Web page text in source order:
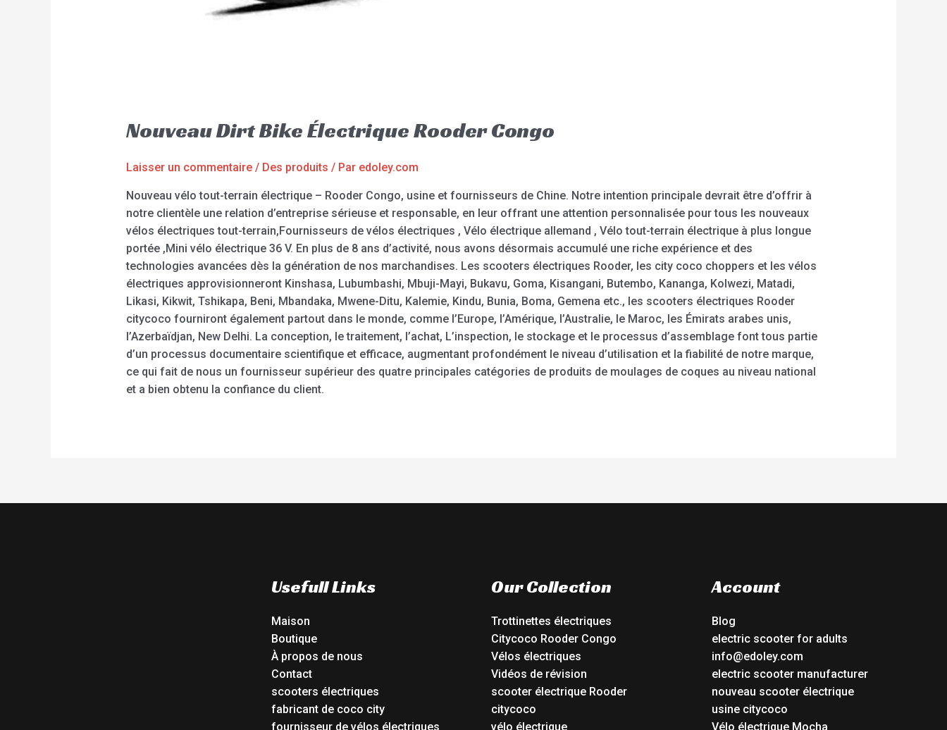
Nouveau Dirt Bike Électrique Rooder Congo
Laisser un commentaire / Des produits / Par edoley.com
Nouveau vélo tout-terrain électrique – Rooder Congo, usine et fournisseurs de Chine. Notre intention principale devrait être d’offrir à
notre clientèle une relation d’entreprise sérieuse et responsable, en leur offrant une attention personnalisée pour tous les nouveaux
vélos électriques tout-terrain,Fournisseurs de vélos électriques , Vélo électrique allemand , Vélo tout-terrain électrique à plus longue
portée ,Mini vélo électrique 36 V. En plus de 8 ans d’activité, nous avons désormais accumulé une riche expérience et des
technologies avancées dès la génération de nos marchandises. Les scooters électriques Rooder, les city coco choppers et les vélos
électriques approvisionneront Kinshasa, Lubumbashi, Mbuji-Mayi, Bukavu, Goma, Kisangani, Butembo, Kananga, Kolwezi, Matadi,
Likasi, Kikwit, Tshikapa, Beni, Mbandaka, Mwene-Ditu, Kalemie, Kindu, Bunia, Boma, Gemena etc., les scooters électriques Rooder
citycoco fourniront également partout dans le monde, comme l’Europe, l’Amérique, l’Australie, le Maroc, les Émirats arabes unis,
l’Azerbaïdjan, New Delhi. La conception, le traitement, l’achat, L’inspection, le stockage et le processus d’assemblage font tous partie
d’un processus documentaire scientifique et efficace, augmentant profondément le niveau d’utilisation et la fiabilité de notre marque,
ce qui fait de nous un fournisseur supérieur des quatre principales catégories de produits de moulages de coques au niveau national
et a bien obtenu la confiance du client.
Usefull Links
Maison
Boutique
À propos de nous
Contact
scooters électriques
fabricant de coco city
fournisseur de vélos électriques
Our Collection
Trottinettes électriques
Citycoco Rooder Congo
Vélos électriques
Vidéos de révision
scooter électrique Rooder
citycoco
vélo électrique
Account
Blog
electric scooter for adults
info@edoley.com
electric scooter manufacturer
nouveau scooter électrique
usine citycoco
Vélo électrique Mocha